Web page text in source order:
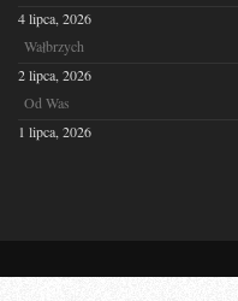
4 lipca, 2026
Wałbrzych
2 lipca, 2026
Od Was
1 lipca, 2026